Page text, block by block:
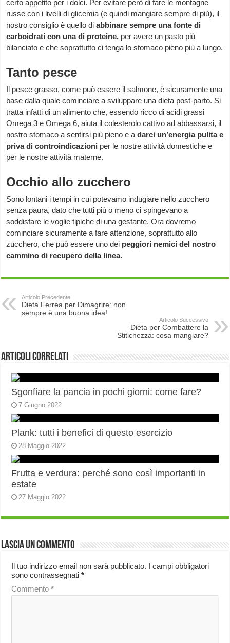
certo appetito per i dolci. Per evitare però di fare le montagne
russe con i livelli di glicemia (e quindi mangiare sempre di più), il
nostro consiglio è quello diabbinare sempre una fonte di
carboidrati con una di proteine, per avere un pasto più
bilanciato e che soprattutto ci tenga lo stomaco pieno più a lungo.
Tanto pesce
Il pesce grasso, come può essere il salmone, è sicuramente una
base dalla quale cominciare a sviluppare una dieta post-parto. Si
tratta infatti di un alimento che, essendo ricco di acidi grassi
Omega 3 e Omega 6, aiuta il colesterolo cattivo ad abbassarsi, il
nostro stomaco a sentirsi più pieno e adarci un’energia pulita e
priva di controindicazioni per le nostre attività domestiche e
per le nostre attività materne.
Occhio allo zucchero
Sono lontani i tempi in cui potevamo indugiare nello zucchero
senza paura, dato che tutti più o meno ci spingevano a
soddisfare le voglie tipiche di una gestante. Ora dovremo
cominciare sicuramente a fare attenzione, soprattutto allo
zucchero, che può essere uno dei peggiori nemici del nostro
cammino di recupero della linea.
Articolo Precedente
Dieta Ferrea per Dimagrire: non
sempre è una buona idea!
Articolo Successivo
Dieta per Combattere la
Stitichezza: cosa mangiare?
Articoli correlati
Sgonfiare la pancia in pochi giorni: come fare?
7 Giugno 2022
Plank: tutti i benefici di questo esercizio
28 Maggio 2022
Frutta e verdura: perché sono così importanti in
estate
27 Maggio 2022
Lascia un commento
Il tuo indirizzo email non sarà pubblicato. I campi obbligatori
sono contrassegnati*
Commento*